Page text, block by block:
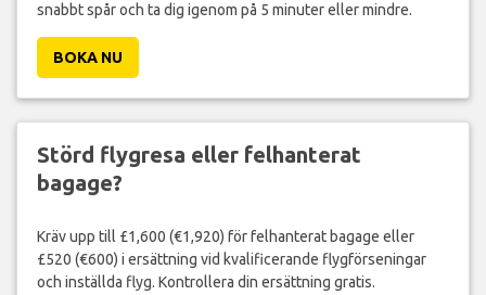
snabbt spår och ta dig igenom på 5 minuter eller mindre.
BOKA NU
Störd flygresa eller felhanterat
bagage?
Kräv upp till £1,600 (€1,920) för felhanterat bagage eller
£520 (€600) i ersättning vid kvalificerande flygförseningar
och inställda flyg. Kontrollera din ersättning gratis.